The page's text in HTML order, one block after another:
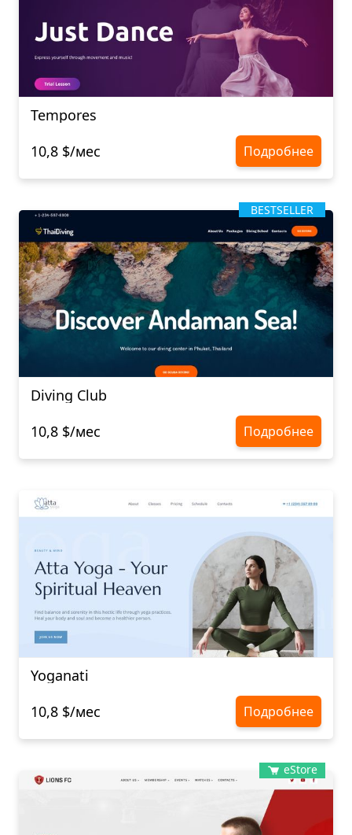
Tempores
10,8 $/мес
Подробнее
BESTSELLER
Diving Club
10,8 $/мес
Подробнее
Yoganati
10,8 $/мес
Подробнее
eStore